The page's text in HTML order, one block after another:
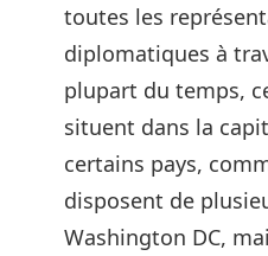
toutes les
diplomatiques à
plupart du temps,
situent dans la
certains pays,
disposent de
Washington DC,